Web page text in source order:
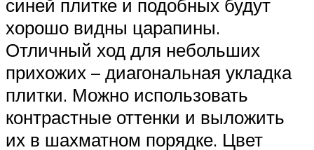
синей плитке и подобных будут
хорошо видны царапины.
Отличный ход для небольших
прихожих – диагональная укладка
плитки. Можно использовать
контрастные оттенки и выложить
их в шахматном порядке. Цвет